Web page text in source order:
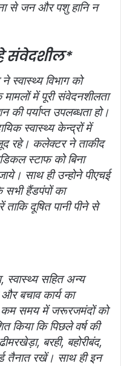
से जन और पशु हानि न
संवेदशील*
स्‍वास्‍थ्‍य विभाग को
में पूरी संवेदनशीलता
पर्याप्‍त उपलब्‍धता हो।
स्‍वास्‍थ्‍य केन्द्रों में
रहे। कलेक्‍टर ने ताकीद
स्‍टाफ को बिना
साथ ही उन्‍होने पीएचई
सभी हैंडपंपों का
दूषित पानी पीने से
स्‍वास्‍थ्‍य सहित अन्‍य
और बचाव कार्य का
कम समय में जरूरजमंदों को
किया कि पिछले वर्ष की
बरही, बहोरीबंद,
तैनात रखें। साथ ही इन